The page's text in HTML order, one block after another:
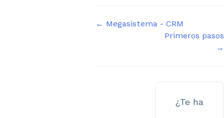
Navegación
← Megasistema - CRM
Primeros pasos
→
¿Te ha